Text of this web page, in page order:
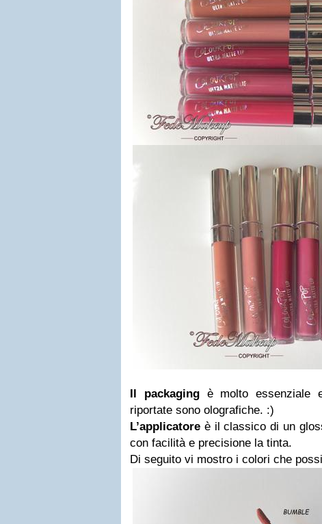
Il packagingè molto essenziale
riportate sono olografiche. :)
L’applicatore è il classico di un
con facilità e precisione la tinta.
Di seguito vi mostro i colori che